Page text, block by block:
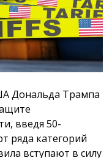
Дональда Трампа
введя 50-
ряда категорий
вступают в силу